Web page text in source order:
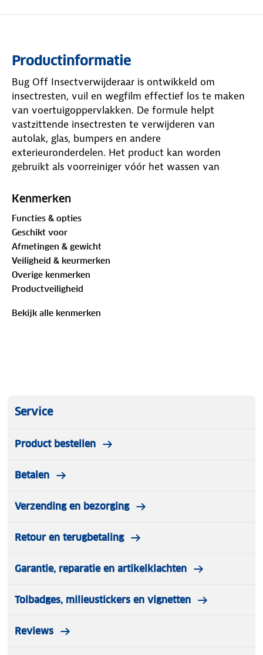
Productinformatie
Bug Off Insectverwijderaar is ontwikkeld om
insectresten, vuil en wegfilm effectief los te maken
van voertuigoppervlakken. De formule helpt
vastzittende insectresten te verwijderen van
autolak, glas, bumpers en andere
exterieuronderdelen. Het product kan worden
gebruikt als voorreiniger vóór het wassen van
van het exterieur. Bug Off helpt oppervlakken
Kenmerken
Functies & opties
Geschikt voor
Afmetingen & gewicht
Veiligheid & keurmerken
Overige kenmerken
Productveiligheid
Bekijk alle kenmerken
Service
Product bestellen
Betalen
Verzending en bezorging
Retour en terugbetaling
Garantie, reparatie en artikelklachten
Tolbadges, milieustickers en vignetten
Reviews